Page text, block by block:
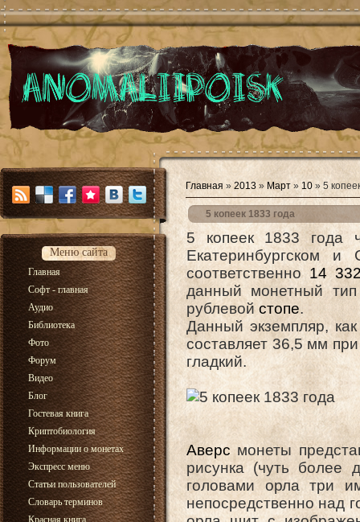
Меню сайта
Главная
Софт - главная
Аудио
Библиотека
Фото
Форум
Видео
Блог
Гостевая книга
Криптобиология
Информации о монетах
Экспресс меню
Статьи пользователей
Словарь терминов
Красная книга
Главная » 2013 » Март » 10 » 5
5 копеек 1833 года
5 копеек 1833 года
Екатеринбургском и
соответственно 14
данный монетный
рублевой стопе.
Данный экземпляр,
составляет 36,5 мм
гладкий.
Аверсмонеты
рисунка (чуть более
головами орла три
непосредственно над